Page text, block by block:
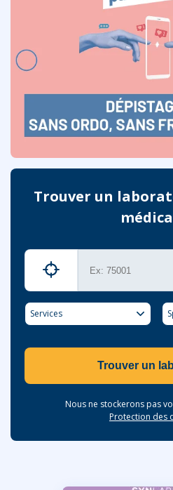
Trouver un
Services
Trouver un
Nous ne stockerons pas
Protection des